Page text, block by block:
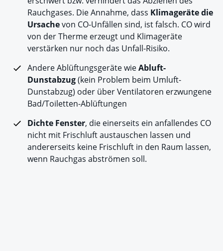
Rauchgases. Die Annahme, dass Klimageräte die
Ursachevon CO-Unfällen sind, ist falsch. CO wird
von der Therme erzeugt und Klimageräte
verstärken nur noch das Unfall-Risiko.
Andere Ablüftungsgeräte wieAbluft-
Dunstabzug(kein Problem beim Umluft-
Dunstabzug) oder über Ventilatoren erzwungene
Bad/Toiletten-Ablüftungen
Dichte Fenster, die einerseits ein anfallendes CO
nicht mit Frischluft austauschen lassen und
andererseits keine Frischluft in den Raum lassen,
wenn Rauchgas abströmen soll.